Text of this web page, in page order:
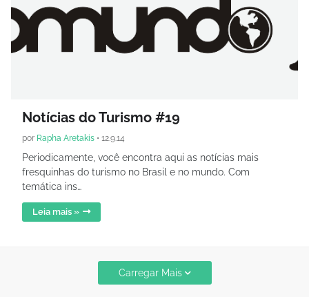
Notícias do Turismo #19
por Rapha Aretakis • 12.9.14
Periodicamente, você encontra aqui as notícias mais
fresquinhas do turismo no Brasil e no mundo. Com
temática ins…
Leia mais »
Carregar Mais